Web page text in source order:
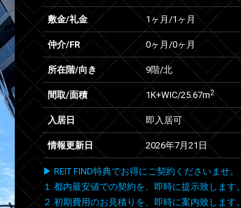
敷金/礼金 1ヶ月 /1ヶ月
仲介/FR 0ヶ月/0ヶ月
所在階/向き 9階/北
間取/面積 1K+WIC/25.67m2
入居日 即入居可
情報更新日 2026年7月21日
▶ REIT FIND特典でお得にご契約くださいませ。
１.都内最安値での契約を、即時に提示致します。
２.初期費用のお見積りを、即時に案内致します。